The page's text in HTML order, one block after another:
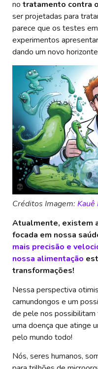
no tratamento contra
ser projetadas para
parece que os testes
experimentos
dando um novo
Créditos Imagem: Kauê
Atualmente, existem
focada em nossa
mais precisão e
nossa alimentação
transformações!
Nessa perspectiva
camundongos e um
de pele nos possibilitam
uma doença que atinge
pelo mundo todo!
Nós, seres humanos,